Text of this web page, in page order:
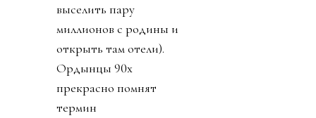
выселить пару
миллионов с родины и
открыть там отели).
Ордынцы 90х
прекрасно помнят
термин